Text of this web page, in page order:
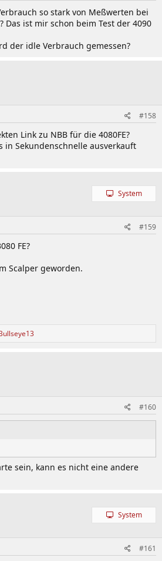
so stark von Meßwerten bei
Das ist mir schon beim Test der 4090
der idle Verbrauch gemessen?
#158
Link zu NBB für die 4080FE?
in Sekundenschnelle ausverkauft
System
#159
FE?
Scalper geworden.
#160
sein, kann es nicht eine andere
System
#161